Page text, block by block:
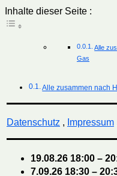
Inhalte dieser Seite :
Alle
Gas
Alle zusammen nach
Datenschutz , Impressum
19.08.26 18:00 –
7.09.26 18:30 –